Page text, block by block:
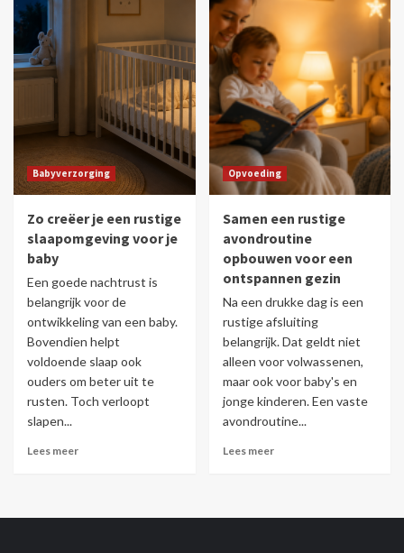
Babyverzorging
Zo creëer je een rustige
slaapomgeving voor je
baby
Een goede nachtrust is
belangrijk voor de
ontwikkeling van een baby.
Bovendien helpt
voldoende slaap ook
ouders om beter uit te
rusten. Toch verloopt
slapen...
Lees meer
Opvoeding
Samen een rustige
avondroutine
opbouwen voor een
ontspannen gezin
Na een drukke dag is een
rustige afsluiting
belangrijk. Dat geldt niet
alleen voor volwassenen,
maar ook voor baby's en
jonge kinderen. Een vaste
avondroutine...
Lees meer